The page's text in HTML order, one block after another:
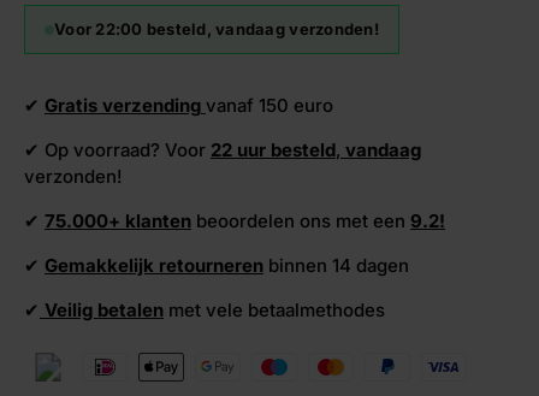
Voor 22:00 besteld, vandaag verzonden!
✔ Gratis verzending vanaf 150 euro
✔ Op voorraad? Voor 22 uur besteld, vandaag
verzonden!
✔ 75.000+ klanten beoordelen ons met een 9.2!
✔ Gemakkelijk retourneren binnen 14 dagen
✔ Veilig betalen met vele betaalmethodes